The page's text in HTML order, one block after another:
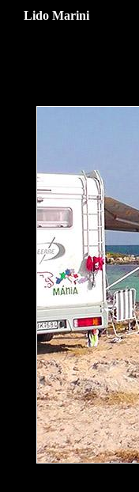
Lido Marini